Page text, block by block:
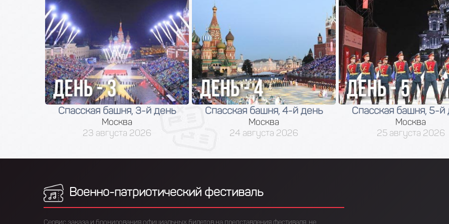
Спасская башня, 3-й день
Москва
23 августа 2026
Спасская башня, 4-й день
Москва
24 августа 2026
Спасская башня, 5-й
Москва
25 августа 2026
Военно-патриотический фестиваль
Сервис заказа и бронирования официальных билетов на представления фестиваля, не